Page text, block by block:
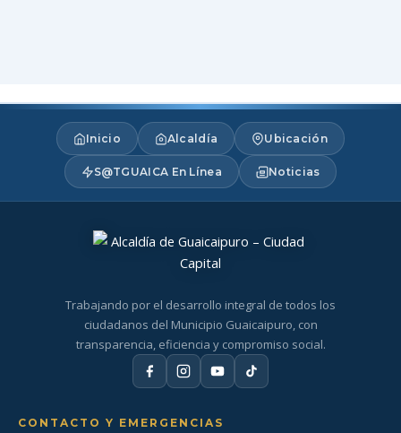
Inicio Alcaldía Ubicación
S@TGUAICA En Línea Noticias
Trabajando por el desarrollo integral de todos los
ciudadanos del Municipio Guaicaipuro, con
transparencia, eficiencia y compromiso social.
CONTACTO Y EMERGENCIAS